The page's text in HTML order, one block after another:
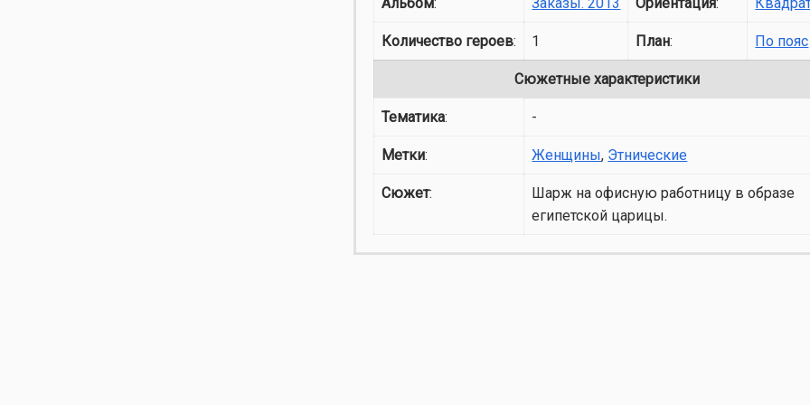
Количество героев: 1 План: По пояс
Сюжетные характеристики
Тематика: -
Метки: Женщины, Этнические
Сюжет:
Шарж на офисную работницу в образе
египетской царицы.